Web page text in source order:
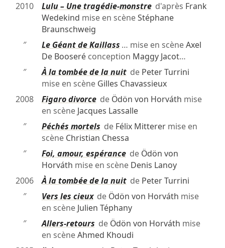
2010
Lulu – Une tragédie-monstred'après Frank
Wedekind mise en scèneStéphane
Braunschweig
″
Le Géant de Kaillass … mise en scèneAxel
De Booseréconception Maggy Jacot…
″
À la tombée de la nuitde Peter Turrini
mise en scène Gilles Chavassieux
2008
Figaro divorcede Ödön von Horváth mise
en scène Jacques Lassalle
″
Péchés mortels de Félix Mitterermise en
scène Christian Chessa
″
Foi, amour, espérancede Ödön von
Horváth mise en scène Denis Lanoy
2006
À la tombée de la nuitde Peter Turrini
″
Vers les cieuxde Ödön von Horváth mise
en scène Julien Téphany
″
Allers-retours de Ödön von Horváth mise
en scèneAhmed Khoudi